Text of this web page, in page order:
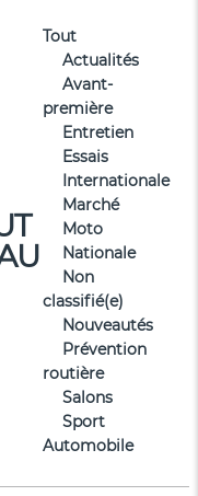
Tout
Actualités
Avant-
première
Entretien
Essais
Internationale
Marché
Moto
Nationale
Non
classifié(e)
Nouveautés
Prévention
routière
Salons
Sport
Automobile